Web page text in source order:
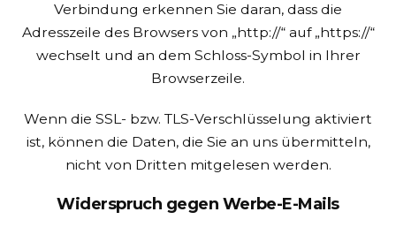
Verbindung erkennen Sie daran, dass die
Adresszeile des Browsers von „http://“ auf „https://“
wechselt und an dem Schloss-Symbol in Ihrer
Browserzeile.
Wenn die SSL- bzw. TLS-Verschlüsselung aktiviert
ist, können die Daten, die Sie an uns übermitteln,
nicht von Dritten mitgelesen werden.
Widerspruch gegen Werbe-E-Mails